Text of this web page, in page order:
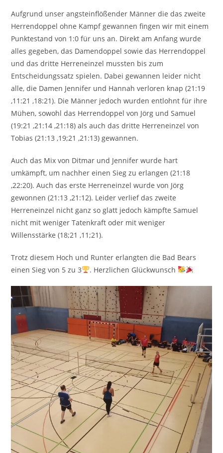
Aufgrund unser angsteinflößender Männer die das zweite
Herrendoppel ohne Kampf gewannen fingen wir mit einem
Punktestand von 1:0 für uns an. Direkt am Anfang wurde
alles gegeben, das Damendoppel sowie das Herrendoppel
und das dritte Herreneinzel mussten bis zum
Entscheidungssatz spielen. Dabei gewannen leider nicht
alle, die Damen Jennifer und Hannah verloren knap (21:19
,11:21 ,18:21). Die Männer jedoch wurden entlohnt für ihre
Mühen, sowohl das Herrendoppel von Jörg und Samuel
(19:21 ,21:14 ,21:18) als auch das dritte Herreneinzel von
Tobias (21:13 ,19;21 ,21:13) gewannen.
Auch das Mix von Ditmar und Jennifer wurde hart
umkämpft, um nachher einen Sieg zu erlangen (21:18
,22:20). Auch das erste Herreneinzel wurde von Jörg
gewonnen (21:13 ,21:12). Leider verlief das zweite
Herreneinzel nicht ganz so glatt jedoch kämpfte Samuel
nicht mit weniger Tatenkraft oder mit weniger
Willensstärke (18;21 ,11;21).
Trotz diesem Hoch und Runter erlangten die Bad Bears
einen Sieg von 5 zu 3
. Herzlichen Glückwunsch